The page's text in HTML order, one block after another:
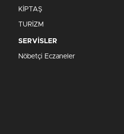
KİPTAŞ
TURİZM
SERVİSLER
Nöbetçi Eczaneler